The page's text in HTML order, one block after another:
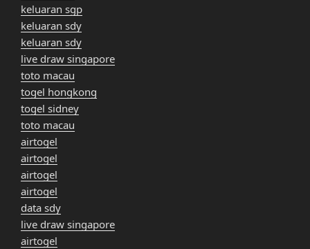
keluaran sgp
keluaran sdy
keluaran sdy
live draw singapore
toto macau
togel hongkong
togel sidney
toto macau
airtogel
airtogel
airtogel
airtogel
data sdy
live draw singapore
airtogel